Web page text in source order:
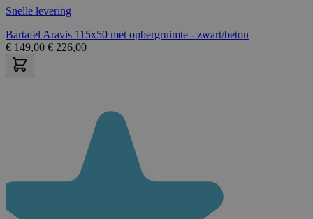
Snelle levering
Bartafel Aravis 115x50 met opbergruimte - zwart/beton
€ 149,00 € 226,00